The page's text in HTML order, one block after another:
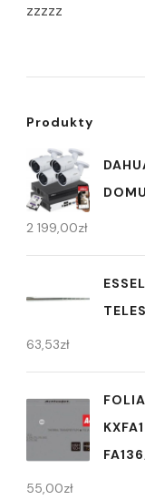
zzzzz
Produkty
2 199,00zł
63,53zł
55,00zł